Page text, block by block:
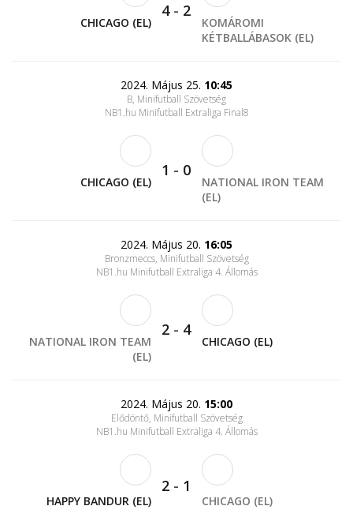
CHICAGO (EL)
4- 2
KOMÁROMI
KÉTBALLÁBASOK (EL)
2024. Május 25. 10:45
B, Minifutball Szövetség
NB1.hu Minifutball Extraliga Final8
CHICAGO (EL)
1 - 0
NATIONAL IRON TEAM
(EL)
2024. Május 20. 16:05
Bronzmeccs, Minifutball Szövetség
NB1.hu Minifutball Extraliga 4. Állomás
NATIONAL IRON TEAM
(EL)
2 - 4
CHICAGO (EL)
2024. Május 20. 15:00
Elődöntő, Minifutball Szövetség
NB1.hu Minifutball Extraliga 4. Állomás
HAPPY BANDUR (EL)
2 - 1
CHICAGO (EL)